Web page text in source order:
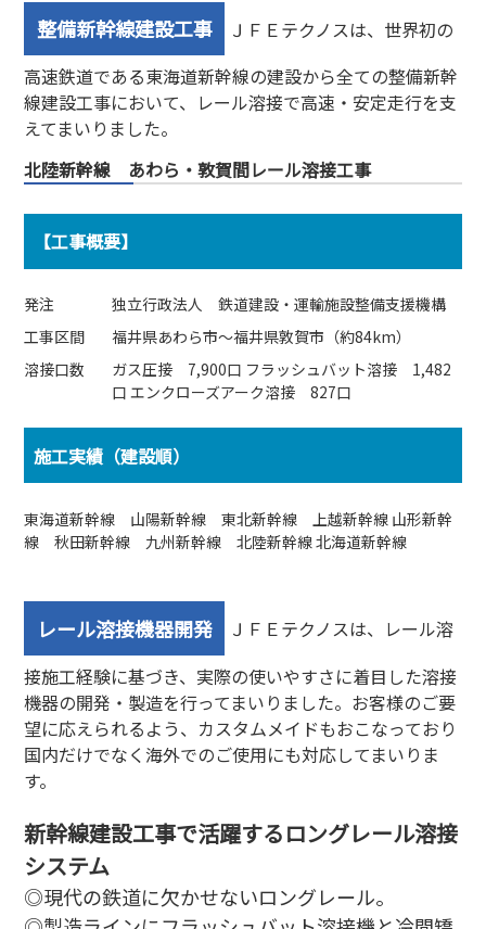
整備新幹線建設工事
ＪＦＥテクノスは、世界初の
高速鉄道である東海道新幹線の建設から全ての整備新幹
線建設工事において、レール溶接で高速・安定走行を支
えてまいりました。
北陸新幹線 あわら・敦賀間レール溶接工事
【工事概要】
発注
独立行政法人 鉄道建設・運輸施設整備支援機構
工事区間
福井県あわら市～福井県敦賀市（約84km）
溶接口数
ガス圧接 7,900口 フラッシュバット溶接 1,482
口 エンクローズアーク溶接 827口
施工実績（建設順）
東海道新幹線 山陽新幹線 東北新幹線 上越新幹線 山形新幹
線 秋田新幹線 九州新幹線 北陸新幹線 北海道新幹線
レール溶接機器開発
ＪＦＥテクノスは、レール溶
接施工経験に基づき、実際の使いやすさに着目した溶接
機器の開発・製造を行ってまいりました。お客様のご要
望に応えられるよう、カスタムメイドもおこなっており
国内だけでなく海外でのご使用にも対応してまいりま
す。
新幹線建設工事で活躍するロングレール溶接
システム
◎現代の鉄道に欠かせないロングレール。